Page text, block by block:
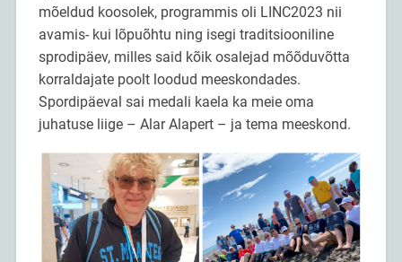
mõeldud koosolek, programmis oli LINC2023 nii
avamis- kui lõpuõhtu ning isegi traditsiooniline
sprodipäev, milles said kõik osalejad mõõduvõtta
korraldajate poolt loodud meeskondades.
Spordipäeval sai medali kaela ka meie oma
juhatuse liige – Alar Alapert – ja tema meeskond.